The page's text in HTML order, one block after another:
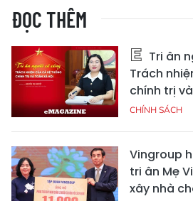
ĐỌC THÊM
Tri ân
Trách
chính trị
CHÍNH SÁCH
Vingroup
tri ân Mẹ
xây nhà